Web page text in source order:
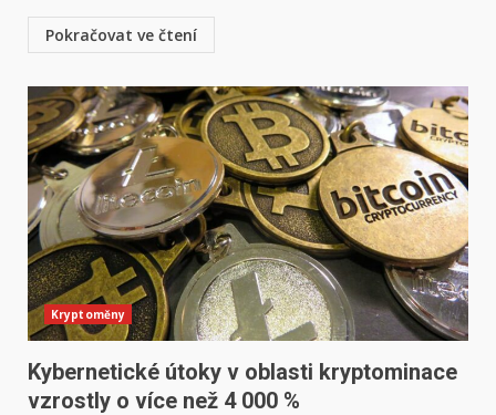
Pokračovat ve čtení
Kryptoměny
Kybernetické útoky v oblasti kryptominace
vzrostly o více než 4 000 %